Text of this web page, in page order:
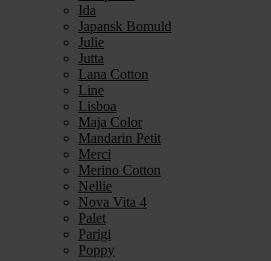
Ida
Japansk Bomuld
Julie
Jutta
Lana Cotton
Line
Lisboa
Maja Color
Mandarin Petit
Merci
Merino Cotton
Nellie
Nova Vita 4
Palet
Parigi
Poppy